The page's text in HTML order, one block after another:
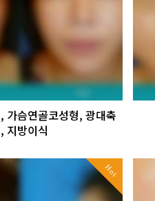
가슴연골코성형, 광대축
지방이식
Hot